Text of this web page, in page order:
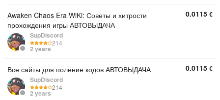
Awaken Chaos Era WiKi: Советы и хитрости
прохождения игры АВТОВЫДАЧА
SupDiscord
214
2 years
0.0115 €
Все сайты для поление кодов АВТОВЫДАЧА
SupDiscord
214
2 years
0.0115 €